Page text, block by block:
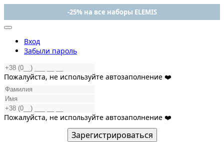
-25% на все наборы ELEMIS
Вход
Забыли пароль
Пожалуйста, не используйте автозаполнение ❤️
Пожалуйста, не используйте автозаполнение ❤️
Зарегистрироваться